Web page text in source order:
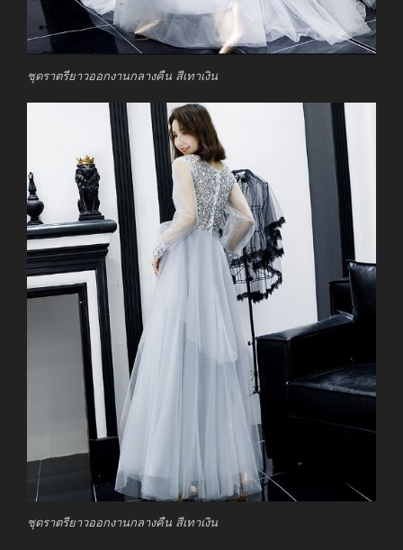
ชุดราตรียาวออกงานกลางคืน สีเทาเงิน
ชุดราตรียาวออกงานกลางคืน สีเทาเงิน